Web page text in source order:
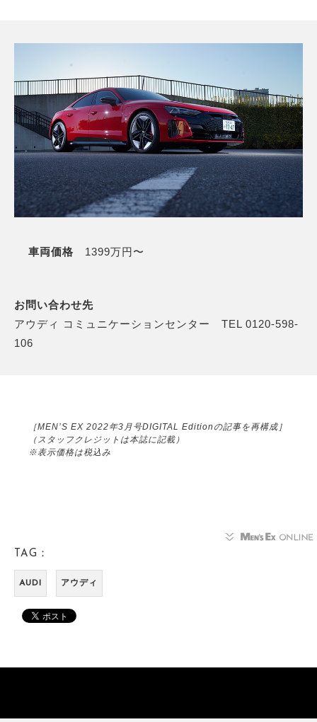
車両価格 1399万円〜
お問い合わせ先
アウディ コミュニケーションセンター TEL 0120-598-
106
［MEN’S EX 2022年3月号DIGITAL Editionの記事を再構成］
（スタッフクレジットは本誌に記載）
※表示価格は税込み
TAG：
AUDI アウディ